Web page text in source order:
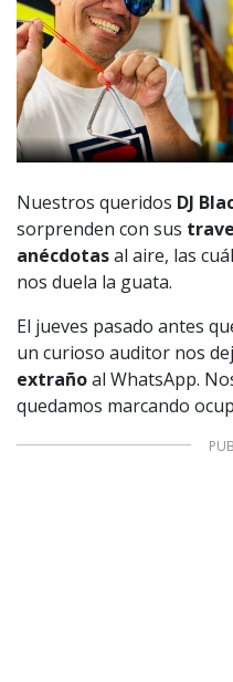
Nuestros queridos DJ
sorprenden con sus
anécdotasal aire, las
nos duela la guata.
El jueves pasado antes
un curioso auditor nos
extrañoal WhatsApp.
quedamos marcando